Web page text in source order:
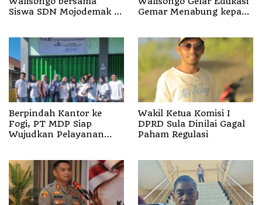
Siswa SDN Mojodemak 3
Gemar Menabung kepada
Berpindah Kantor ke
Fogi, PT MDP Siap
Wujudkan Pelayanan
Wakil Ketua Komisi I
DPRD Sula Dinilai Gagal
Paham Regulasi